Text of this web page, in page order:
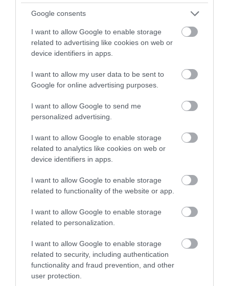
Google consents
I want to allow Google to enable storage
related to advertising like cookies on web or
device identifiers in apps.
I want to allow my user data to be sent to
Google for online advertising purposes.
I want to allow Google to send me
personalized advertising.
I want to allow Google to enable storage
related to analytics like cookies on web or
device identifiers in apps.
I want to allow Google to enable storage
related to functionality of the website or app.
I want to allow Google to enable storage
related to personalization.
I want to allow Google to enable storage
related to security, including authentication
functionality and fraud prevention, and other
user protection.
Ide pakolja egyre több magyar a megtakarítását